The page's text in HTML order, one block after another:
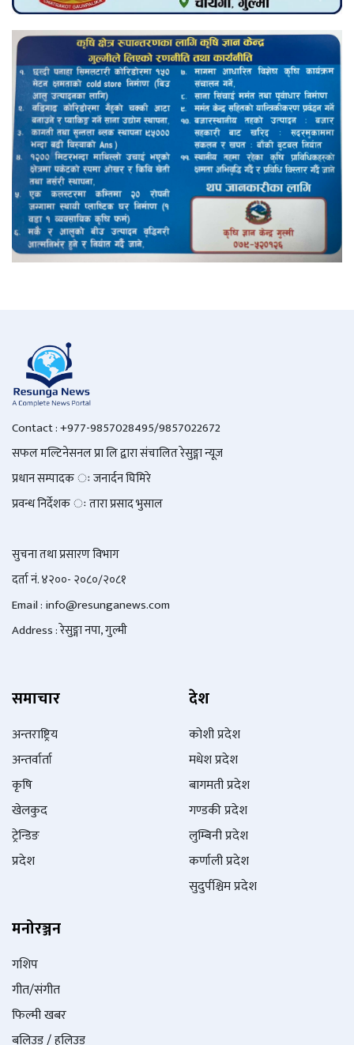
Contact : +977-9857028495/9857022672
सफल मल्टिनेसनल प्रा लि द्वारा संचालित रेसुङ्गा न्यूज
प्रधान सम्पादक ः जनार्दन घिमिरे
प्रवन्ध निर्देशक ः तारा प्रसाद भुसाल
सुचना तथा प्रसारण विभाग
दर्ता नं. ४२००- २०८०/२०८१
Email : info@resunganews.com
Address : रेसुङ्गा नपा, गुल्मी
समाचार
अन्तराष्ट्रिय
अन्तर्वार्ता
कृषि
खेलकुद
ट्रेन्डिङ
प्रदेश
देश
कोशी प्रदेश
मधेश प्रदेश
बागमती प्रदेश
गण्डकी प्रदेश
लुम्बिनी प्रदेश
कर्णाली प्रदेश
सुदुर्पश्चिम प्रदेश
मनोरञ्जन
गशिप
गीत/संगीत
फिल्मी खबर